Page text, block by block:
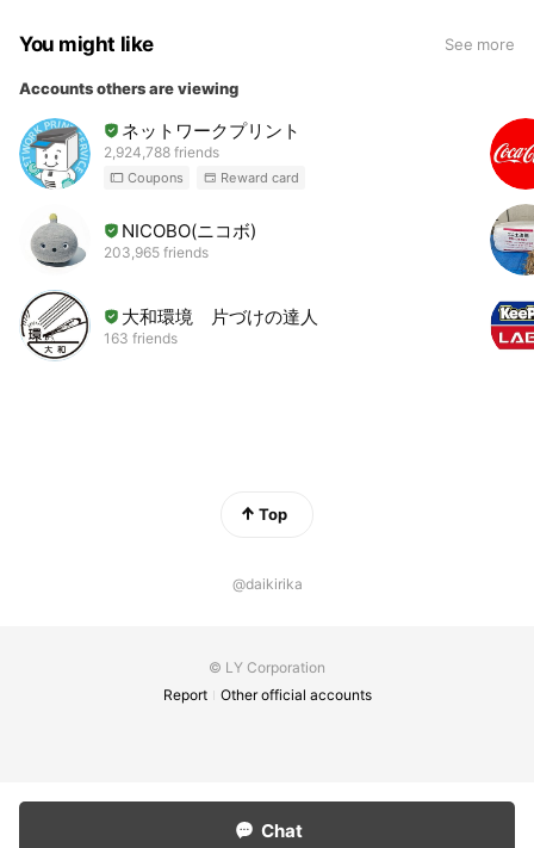
You might like See more
Accounts others are viewing
ネットワークプリント
2,924,788 friends
Coupons Reward card
NICOBO(ニコボ)
203,965 friends
大和環境 片づけの達人
163 friends
Top
@daikirika
© LY Corporation
Report
Other official accounts
Chat